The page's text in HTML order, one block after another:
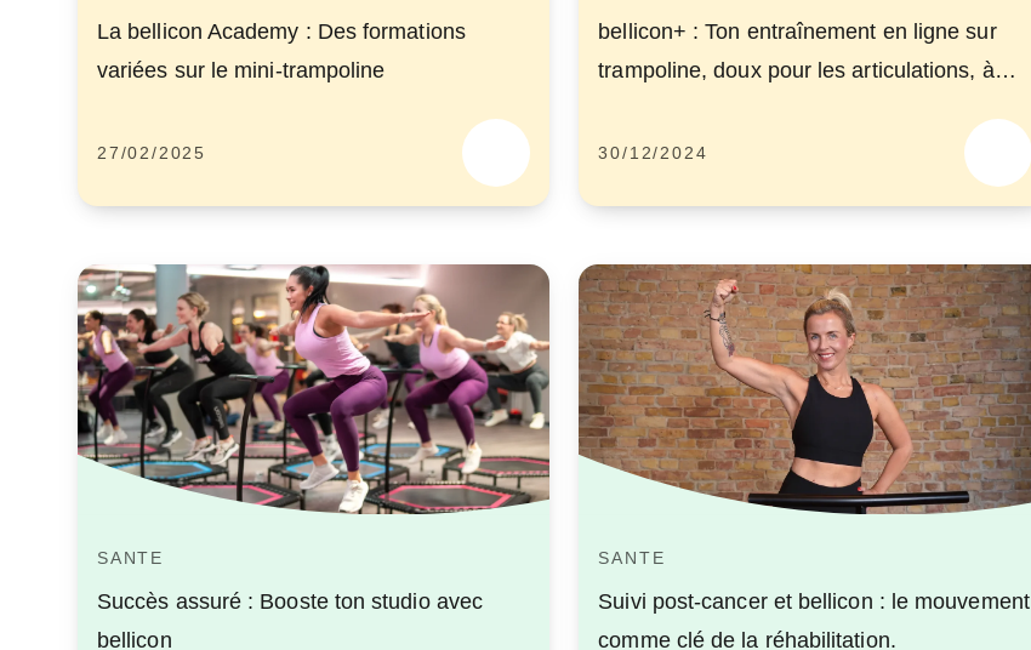
La bellicon Academy : Des formations
variées sur le mini-trampoline
27/02/2025
bellicon+ : Ton entraînement en ligne sur
trampoline, doux pour les articulations, à
30/12/2024
SANTE
Succès assuré : Booste ton studio avec
bellicon
SANTE
Suivi post-cancer et bellicon : le mouvement
comme clé de la réhabilitation.